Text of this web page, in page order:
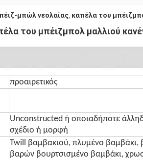
μπώλ νεολαίας, καπέλα του
του μπέιζμπολ μαλλιού
προαιρετικός
Unconstructed ή οποιαδήποτε
σχέδιο ή μορφή
Twill βαμβακιού, πλυμένο βαμβάκι,
βαρών βουρτσισμένο βαμβάκι,